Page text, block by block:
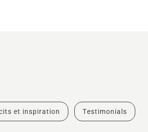
et inspiration Testimonials